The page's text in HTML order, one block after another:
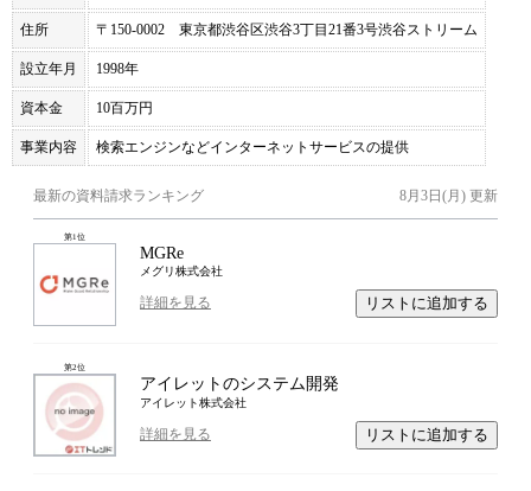
住所 〒150-0002 東京都渋谷区渋谷3丁目21番3号渋谷ストリーム
設立年月 1998年
資本金 10百万円
事業内容 検索エンジンなどインターネットサービスの提供
最新の資料請求ランキング 8月3日(月) 更新
第1位
MGRe
メグリ株式会社
詳細を見る リストに追加する
第2位
アイレットのシステム開発
アイレット株式会社
詳細を見る リストに追加する